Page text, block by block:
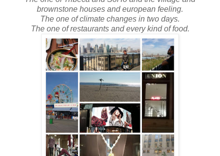
brownstone houses and european feeling.
The one of climate changes in two days.
The one of restaurants and every kind of food.